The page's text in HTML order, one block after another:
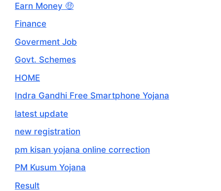
Earn Money 🤑
Finance
Goverment Job
Govt. Schemes
HOME
Indra Gandhi Free Smartphone Yojana
latest update
new registration
pm kisan yojana online correction
PM Kusum Yojana
Result